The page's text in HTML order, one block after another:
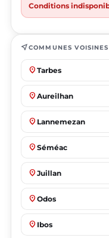
Conditions
near_meCOMMUNES VOISINES
place Tarbes
place Aureilhan
place Lannemezan
place Séméac
place Juillan
place Odos
place Ibos